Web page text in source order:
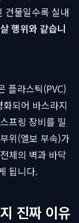
건물일수록 실내
행위와 같습니
플라스틱(PVC)
되어 바스라지
프링 장비를 밀
위(엘보 부속)가
체의 벽과 바닥
됩니다.
진짜 이유